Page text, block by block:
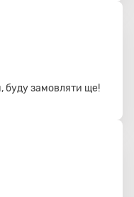
буду замовляти ще!